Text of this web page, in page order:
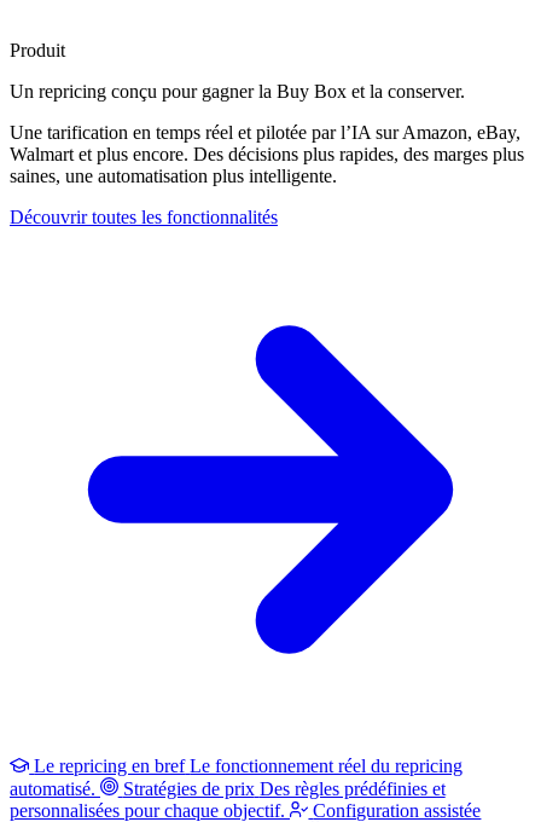
Produit
Un repricing conçu pour gagner la Buy Box et la conserver.
Une tarification en temps réel et pilotée par l’IA sur Amazon, eBay,
Walmart et plus encore. Des décisions plus rapides, des marges plus
saines, une automatisation plus intelligente.
Découvrir toutes les fonctionnalités
Le repricing en bref Le fonctionnement réel du repricing
automatisé.
Stratégies de prix Des règles prédéfinies et
personnalisées pour chaque objectif.
Configuration assistée